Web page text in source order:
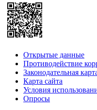
Открытые данные
Противодействие
Законодательная
Карта сайта
Условия
Опросы